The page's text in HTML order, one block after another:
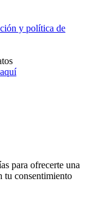
y política de
para ofrecerte una
tu consentimiento